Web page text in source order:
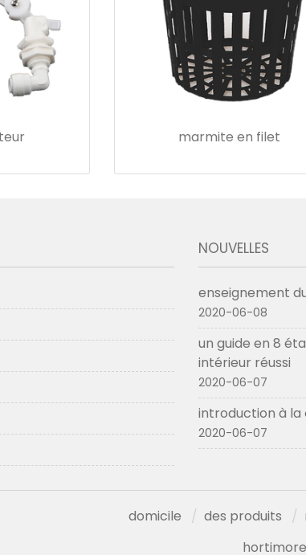
marmite en filet
NOUVELLES
enseignement
2020-06-08
un guide en 8
intérieur réussi
2020-06-07
introduction à la
2020-06-07
domicile des produits